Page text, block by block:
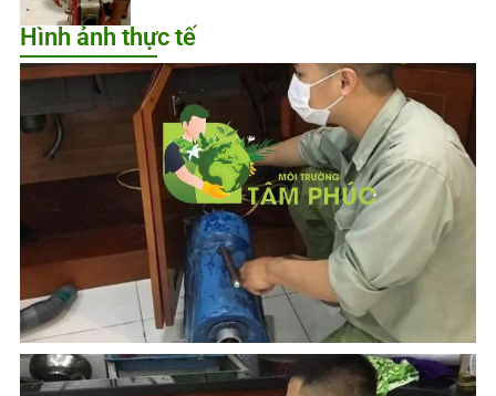
Hình ảnh thực tế